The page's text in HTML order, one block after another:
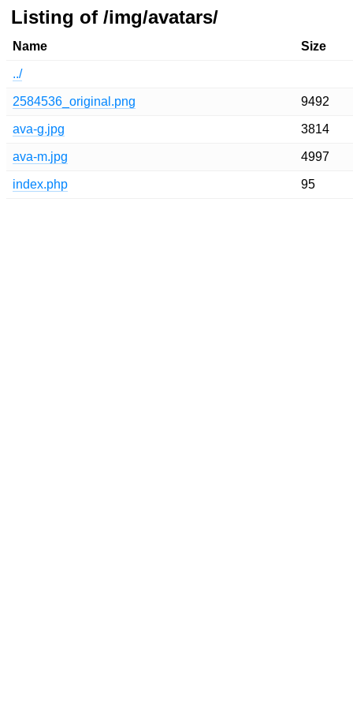
Listing of /img/avatars/
Name Size
../
2584536_original.png 9492
ava-g.jpg 3814
ava-m.jpg 4997
index.php 95